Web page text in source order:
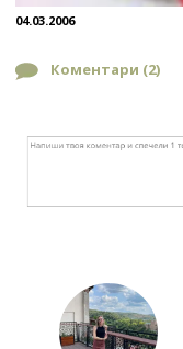
04.03.2006
Коментари (2)